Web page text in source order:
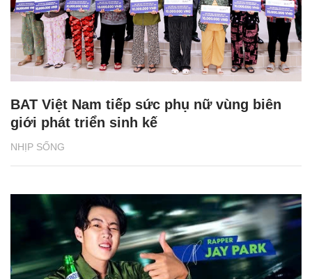
NHỊP SỐNG
BAT Việt Nam tiếp sức phụ nữ vùng biên
giới phát triển sinh kế